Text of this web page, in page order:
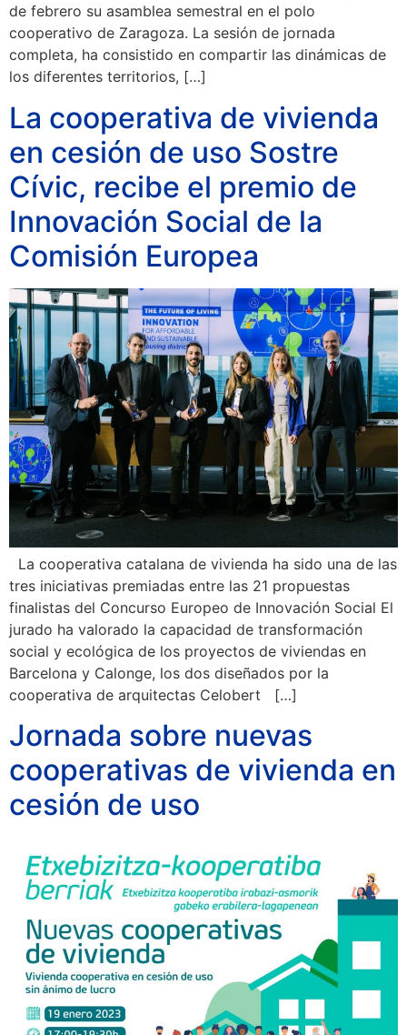
de febrero su asamblea semestral en el polo
cooperativo de Zaragoza. La sesión de jornada
completa, ha consistido en compartir las dinámicas de
los diferentes territorios, […]
La cooperativa de vivienda
en cesión de uso Sostre
Cívic, recibe el premio de
Innovación Social de la
Comisión Europea
La cooperativa catalana de vivienda ha sido una de las
tres iniciativas premiadas entre las 21 propuestas
finalistas del Concurso Europeo de Innovación Social El
jurado ha valorado la capacidad de transformación
social y ecológica de los proyectos de viviendas en
Barcelona y Calonge, los dos diseñados por la
cooperativa de arquitectas Celobert […]
Jornada sobre nuevas
cooperativas de vivienda en
cesión de uso